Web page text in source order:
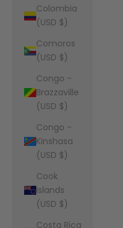
Colombia
(USD $)
Comoros
(USD $)
Congo -
Brazzaville
(USD $)
Congo -
Kinshasa
(USD $)
Cook
Islands
(USD $)
Costa Rica